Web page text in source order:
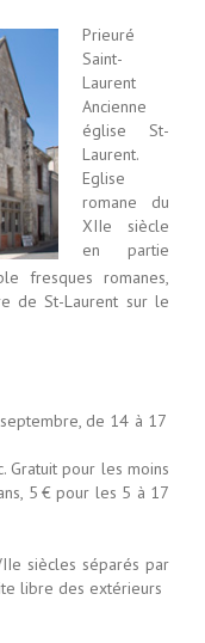
Prieuré
Saint-
Laurent
Ancienne
église St-
Laurent.
Eglise
romane du
XIIe siècle
en partie
fresques romanes,
de St-Laurent sur le
de 14 à 17
Gratuit pour les moins
5 € pour les 5 à 17
siècles séparés par
libre des extérieurs